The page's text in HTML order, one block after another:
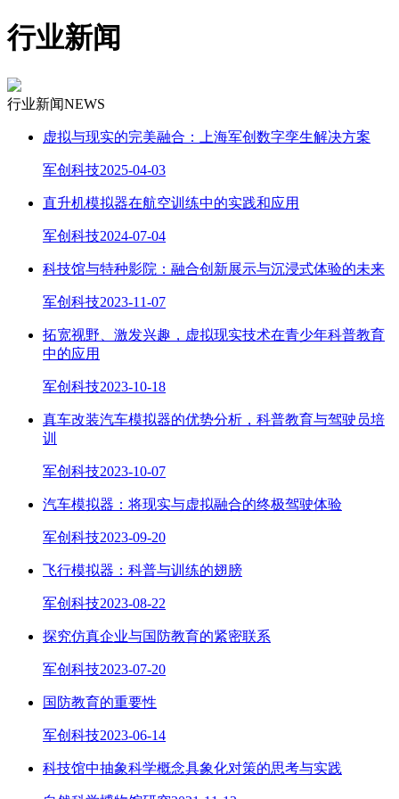
行业新闻
行业新闻NEWS
虚拟与现实的完美融合：上海军创数字孪生解决方案
军创科技2025-04-03
直升机模拟器在航空训练中的实践和应用
军创科技2024-07-04
科技馆与特种影院：融合创新展示与沉浸式体验的未来
军创科技2023-11-07
拓宽视野、激发兴趣，虚拟现实技术在青少年科普教育
中的应用
军创科技2023-10-18
真车改装汽车模拟器的优势分析，科普教育与驾驶员培
训
军创科技2023-10-07
汽车模拟器：将现实与虚拟融合的终极驾驶体验
军创科技2023-09-20
飞行模拟器：科普与训练的翅膀
军创科技2023-08-22
探究仿真企业与国防教育的紧密联系
军创科技2023-07-20
国防教育的重要性
军创科技2023-06-14
科技馆中抽象科学概念具象化对策的思考与实践